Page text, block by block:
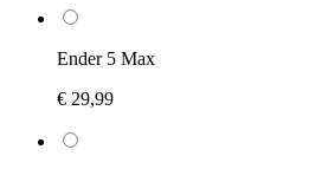
Ender 5 Max
€ 29,99